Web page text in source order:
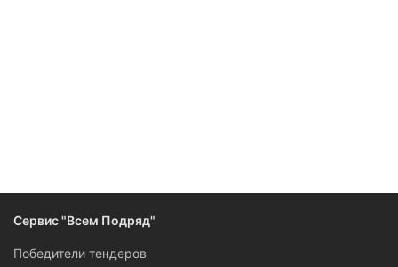
Сервис "Всем Подряд"
Победители тендеров